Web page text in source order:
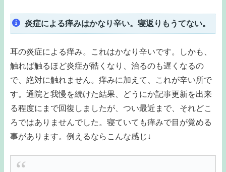
炎症による痒みはかなり辛い。寝返りもうてない。
耳の炎症による痒み。これはかなり辛いです。しかも、
触れば触るほど炎症が酷くなり、治るのも遅くなるの
で、絶対に触れません。痒みに加えて、これが辛い所で
す。通院と我慢を続けた結果、どうにか記事更新を出来
る程度にまで回復しましたが、つい最近まで、それどこ
ろではありませんでした。寝ていても痒みで目が覚める
事があります。例えるならこんな感じ↓